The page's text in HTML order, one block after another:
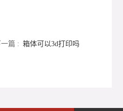
篇 : 箱体可以3d打印吗